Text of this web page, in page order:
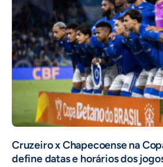
Cruzeiro x Chapecoense na
define datas e horários dos